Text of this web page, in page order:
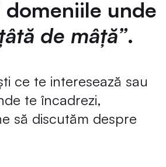
domeniile unde
de mâță”.
ce te interesează sau
te încadrezi,
să discutăm despre